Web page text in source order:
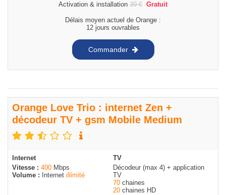
Activation & installation 39€ Gratuit
Délais moyen actuel de Orange :
12 jours ouvrables
Commander
Orange Love Trio : internet Zen +
décodeur TV + gsm Mobile Medium
Internet
Vitesse : 400 Mbps
Volume :
Internet illimité
TV
Décodeur (max 4) + application
TV
70 chaines
20 chaines HD